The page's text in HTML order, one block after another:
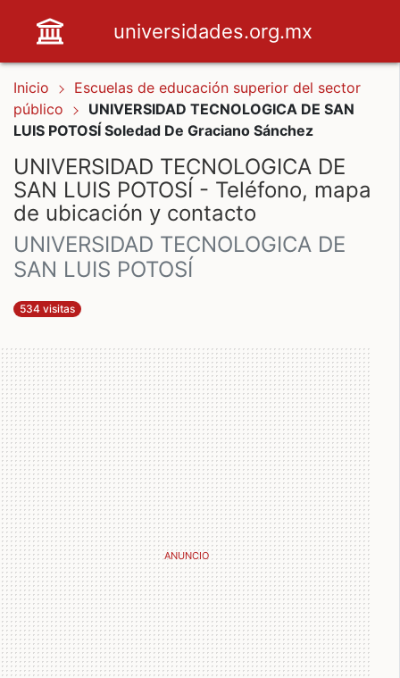
universidades.org.mx
Inicio
Escuelas de educación superior del sector
público
UNIVERSIDAD TECNOLOGICA DE SAN
LUIS POTOSÍ Soledad De Graciano Sánchez
UNIVERSIDAD TECNOLOGICA DE
SAN LUIS POTOSÍ - Teléfono, mapa
de ubicación y contacto
UNIVERSIDAD TECNOLOGICA DE
SAN LUIS POTOSÍ
534 visitas